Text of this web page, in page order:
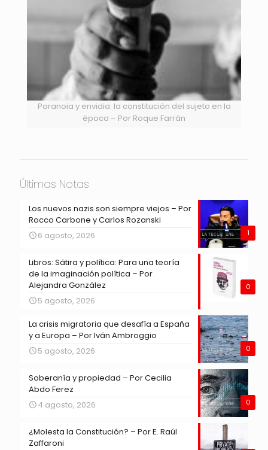
Paranoia y envidia: la constitución del sujeto en la
época – Por Roque Farrán
Últimas Notas
1
Los nuevos nazis son siempre viejos – Por
Rocco Carbone y Carlos Rozanski
6 agosto, 2026
0
Libros: Sátira y política: Para una teoría
de la imaginación política – Por
Alejandra González
5 agosto, 2026
0
La crisis migratoria que desafía a España
y a Europa – Por Iván Ambroggio
5 agosto, 2026
0
Soberanía y propiedad – Por Cecilia
Abdo Ferez
4 agosto, 2026
¿Molesta la Constitución? – Por E. Raúl
Zaffaroni